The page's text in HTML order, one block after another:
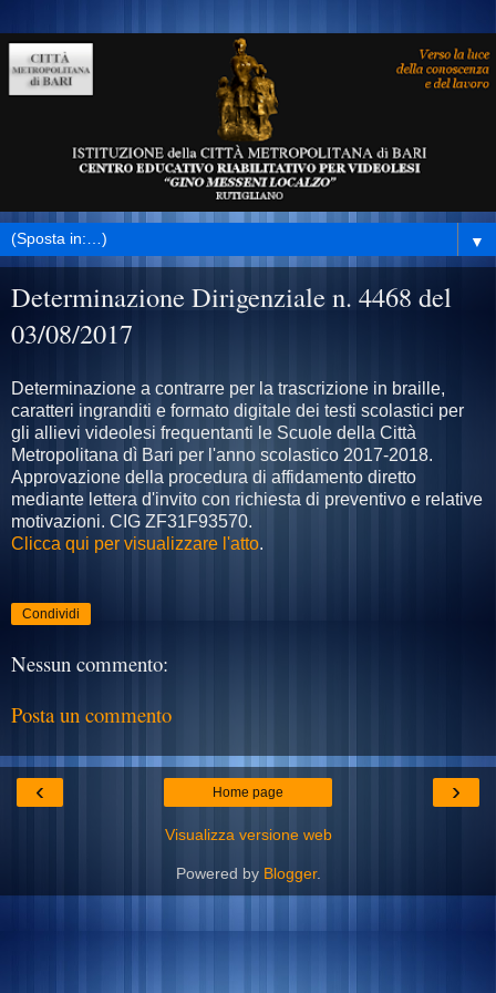
▼
Determinazione Dirigenziale n. 4468 del
03/08/2017
Determinazione a contrarre per la trascrizione in braille,
caratteri ingranditi e formato digitale dei testi scolastici per
gli allievi videolesi frequentanti le Scuole della Città
Metropolitana dì Bari per l'anno scolastico 2017-2018.
Approvazione della procedura di affidamento diretto
mediante lettera d'invito con richiesta di preventivo e relative
motivazioni. CIG ZF31F93570.
Clicca qui per visualizzare l'atto.
Condividi
Nessun commento:
Posta un commento
‹ ›
Home page
Visualizza versione web
Powered by Blogger.